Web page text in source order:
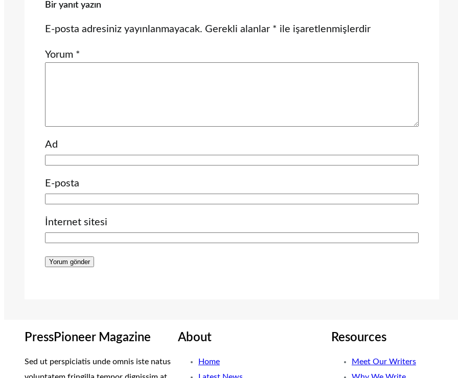
Bir yanıt yazın
E-posta adresiniz yayınlanmayacak. Gerekli alanlar * ile işaretlenmişlerdir
Yorum *
Ad
E-posta
İnternet sitesi
PressPioneer Magazine
Sed ut perspiciatis unde omnis iste natus
About
Home
Resources
Meet Our Writers